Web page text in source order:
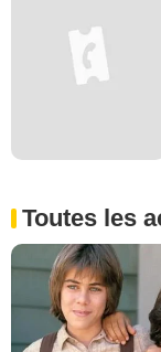
Toutes les